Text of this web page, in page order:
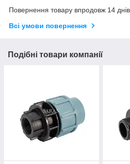
Повернення товару впродовж 14
Всі умови повернення
Подібні товари компанії